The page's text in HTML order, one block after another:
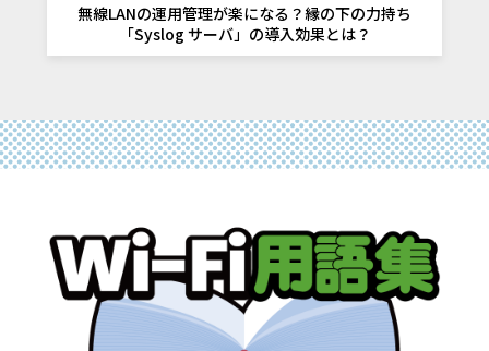
無線LANの運用管理が楽になる？縁の下の力持ち
「Syslog サーバ」の導入効果とは？